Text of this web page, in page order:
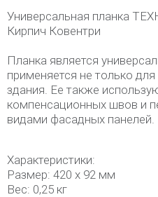
Универсальная планка
Кирпич Ковентри
Планка является
применяется не только
здания. Ее также
компенсационных швов и
видами фасадных панелей.
Характеристики:
Размер: 420 х 92 мм
Вес: 0,25 кг